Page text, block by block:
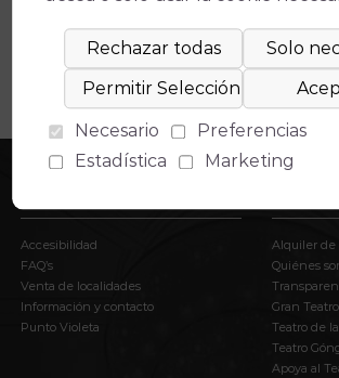
Accesibilidad
FAQ’s
Venta de localidades
Información y contacto
Punto Violeta
Alquiler de
Quiénes
Gran Teatro
Teatro de
Teatro
Apoya al
Necesario
Preferencias
Estadística
Marketing